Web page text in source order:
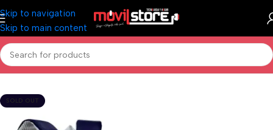
Skip to navigation
Skip to main content
Inicio/Marroquinería y Librería/Mochilas
SOLD OUT